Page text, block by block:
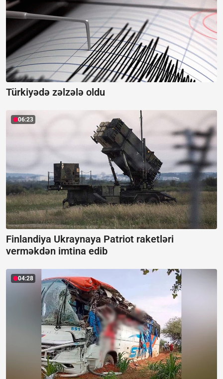
Türkiyədə zəlzələ oldu
06:23
Finlandiya Ukraynaya Patriot raketləri
verməkdən imtina edib
04:28